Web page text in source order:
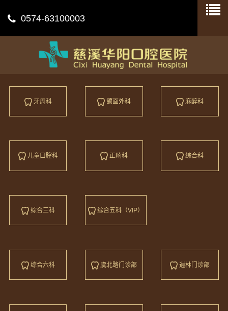
0574-63100003
牙周科 颌面外科 麻醉科
儿童口腔科 正畸科 综合科
综合三科 综合五科（VIP）
综合六科 虞北路门诊部 逍林门诊部